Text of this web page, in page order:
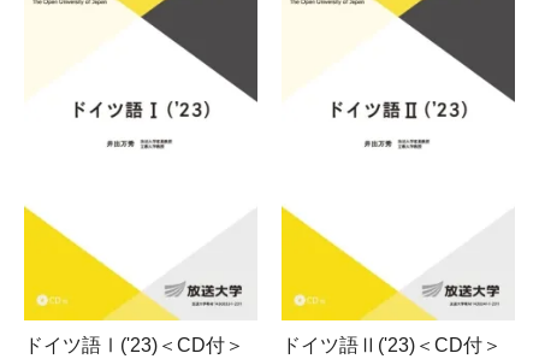
ドイツ語Ⅰ('23)＜CD付＞
ドイツ語Ⅱ('23)＜CD付＞